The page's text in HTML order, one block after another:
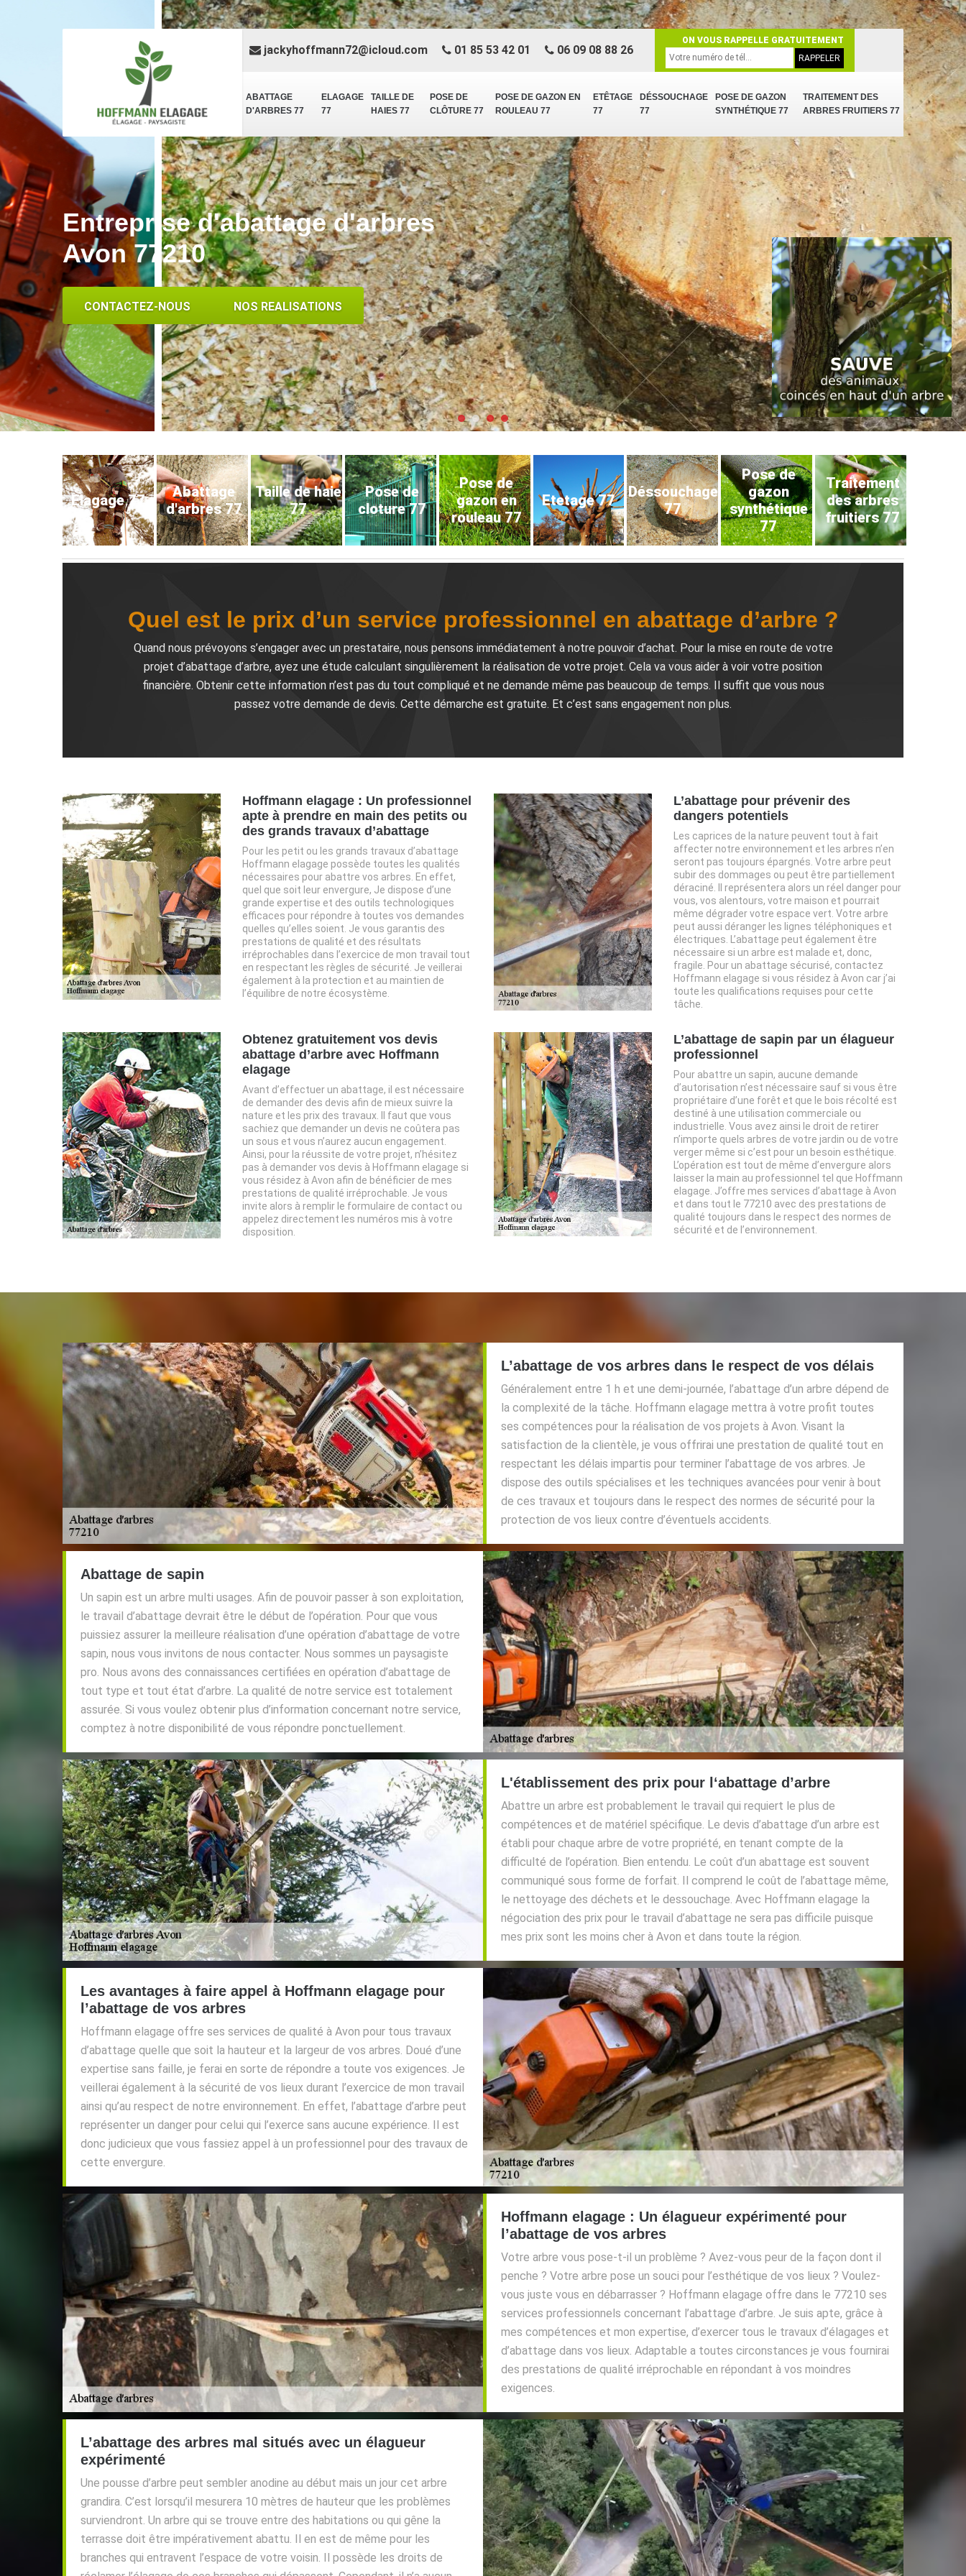
ABATTAGE
D'ARBRES 77
ELAGAGE
77
TAILLE DE
HAIES 77
POSE DE
CLÔTURE 77
POSE DE GAZON EN
ROULEAU 77
ETÊTAGE
77
DÉSSOUCHAGE
77
POSE DE GAZON
SYNTHÉTIQUE 77
TRAITEMENT DES
ARBRES FRUITIERS 77
jackyhoffmann72@icloud.com 01 85 53 42 01 06 09 08 88 26
ON VOUS RAPPELLE GRATUITEMENT
Entreprise d'abattage d'arbres
Avon 77210
CONTACTEZ-NOUS NOS REALISATIONS
Elagage 77
Abattage
d'arbres 77
Taille de haie
77
Pose de
cloture 77
Pose de
gazon en
rouleau 77
Etetage 77
Déssouchage
77
Pose de
gazon
synthétique
77
Traitement
des arbres
fruitiers 77
Quel est le prix d’un service professionnel en abattage d’arbre ?
Quand nous prévoyons s’engager avec un prestataire, nous pensons immédiatement à notre pouvoir d’achat. Pour la mise en route de votre
projet d’abattage d’arbre, ayez une étude calculant singulièrement la réalisation de votre projet. Cela va vous aider à voir votre position
financière. Obtenir cette information n’est pas du tout compliqué et ne demande même pas beaucoup de temps. Il suffit que vous nous
passez votre demande de devis. Cette démarche est gratuite. Et c’est sans engagement non plus.
Hoffmann elagage : Un professionnel
apte à prendre en main des petits ou
des grands travaux d’abattage
Pour les petit ou les grands travaux d’abattage
Hoffmann elagage possède toutes les qualités
nécessaires pour abattre vos arbres. En effet,
quel que soit leur envergure, Je dispose d’une
grande expertise et des outils technologiques
efficaces pour répondre à toutes vos demandes
quelles qu’elles soient. Je vous garantis des
prestations de qualité et des résultats
irréprochables dans l’exercice de mon travail tout
en respectant les règles de sécurité. Je veillerai
également à la protection et au maintien de
l’équilibre de notre écosystème.
L’abattage pour prévenir des
dangers potentiels
Les caprices de la nature peuvent tout à fait
affecter notre environnement et les arbres n’en
seront pas toujours épargnés. Votre arbre peut
subir des dommages ou peut être partiellement
déraciné. Il représentera alors un réel danger pour
vous, vos alentours, votre maison et pourrait
même dégrader votre espace vert. Votre arbre
peut aussi déranger les lignes téléphoniques et
électriques. L’abattage peut également être
nécessaire si un arbre est malade et, donc,
fragile. Pour un abattage sécurisé, contactez
Hoffmann elagage si vous résidez à Avon car j’ai
toute les qualifications requises pour cette
tâche.
Obtenez gratuitement vos devis
abattage d’arbre avec Hoffmann
elagage
Avant d’effectuer un abattage, il est nécessaire
de demander des devis afin de mieux suivre la
nature et les prix des travaux. Il faut que vous
sachiez que demander un devis ne coûtera pas
un sous et vous n’aurez aucun engagement.
Ainsi, pour la réussite de votre projet, n’hésitez
pas à demander vos devis à Hoffmann elagage si
vous résidez à Avon afin de bénéficier de mes
prestations de qualité irréprochable. Je vous
invite alors à remplir le formulaire de contact ou
appelez directement les numéros mis à votre
disposition.
L’abattage de sapin par un élagueur
professionnel
Pour abattre un sapin, aucune demande
d’autorisation n’est nécessaire sauf si vous être
propriétaire d’une forêt et que le bois récolté est
destiné à une utilisation commerciale ou
industrielle. Vous avez ainsi le droit de retirer
n’importe quels arbres de votre jardin ou de votre
verger même si c’est pour un besoin esthétique.
L’opération est tout de même d’envergure alors
laisser la main au professionnel tel que Hoffmann
elagage. J’offre mes services d’abattage à Avon
et dans tout le 77210 avec des prestations de
qualité toujours dans le respect des normes de
sécurité et de l’environnement.
L’abattage de vos arbres dans le respect de vos délais
Généralement entre 1 h et une demi-journée, l’abattage d’un arbre dépend de
la complexité de la tâche. Hoffmann elagage mettra à votre profit toutes
ses compétences pour la réalisation de vos projets à Avon. Visant la
satisfaction de la clientèle, je vous offrirai une prestation de qualité tout en
respectant les délais impartis pour terminer l’abattage de vos arbres. Je
dispose des outils spécialises et les techniques avancées pour venir à bout
de ces travaux et toujours dans le respect des normes de sécurité pour la
protection de vos lieux contre d’éventuels accidents.
Abattage de sapin
Un sapin est un arbre multi usages. Afin de pouvoir passer à son exploitation,
le travail d’abattage devrait être le début de l’opération. Pour que vous
puissiez assurer la meilleure réalisation d’une opération d’abattage de votre
sapin, nous vous invitons de nous contacter. Nous sommes un paysagiste
pro. Nous avons des connaissances certifiées en opération d’abattage de
tout type et tout état d’arbre. La qualité de notre service est totalement
assurée. Si vous voulez obtenir plus d’information concernant notre service,
comptez à notre disponibilité de vous répondre ponctuellement.
L'établissement des prix pour l‘abattage d’arbre
Abattre un arbre est probablement le travail qui requiert le plus de
compétences et de matériel spécifique. Le devis d’abattage d’un arbre est
établi pour chaque arbre de votre propriété, en tenant compte de la
difficulté de l’opération. Bien entendu. Le coût d’un abattage est souvent
communiqué sous forme de forfait. Il comprend le coût de l’abattage même,
le nettoyage des déchets et le dessouchage. Avec Hoffmann elagage la
négociation des prix pour le travail d’abattage ne sera pas difficile puisque
mes prix sont les moins cher à Avon et dans toute la région.
Les avantages à faire appel à Hoffmann elagage pour
l’abattage de vos arbres
Hoffmann elagage offre ses services de qualité à Avon pour tous travaux
d’abattage quelle que soit la hauteur et la largeur de vos arbres. Doué d’une
expertise sans faille, je ferai en sorte de répondre a toute vos exigences. Je
veillerai également à la sécurité de vos lieux durant l’exercice de mon travail
ainsi qu’au respect de notre environnement. En effet, l’abattage d’arbre peut
représenter un danger pour celui qui l’exerce sans aucune expérience. Il est
donc judicieux que vous fassiez appel à un professionnel pour des travaux de
cette envergure.
Hoffmann elagage : Un élagueur expérimenté pour
l’abattage de vos arbres
Votre arbre vous pose-t-il un problème ? Avez-vous peur de la façon dont il
penche ? Votre arbre pose un souci pour l’esthétique de vos lieux ? Voulez-
vous juste vous en débarrasser ? Hoffmann elagage offre dans le 77210 ses
services professionnels concernant l’abattage d’arbre. Je suis apte, grâce à
mes compétences et mon expertise, d’exercer tous le travaux d’élagages et
d’abattage dans vos lieux. Adaptable a toutes circonstances je vous fournirai
des prestations de qualité irréprochable en répondant à vos moindres
exigences.
L’abattage des arbres mal situés avec un élagueur
expérimenté
Une pousse d’arbre peut sembler anodine au début mais un jour cet arbre
grandira. C’est lorsqu’il mesurera 10 mètres de hauteur que les problèmes
surviendront. Un arbre qui se trouve entre des habitations ou qui gêne la
terrasse doit être impérativement abattu. Il en est de même pour les
branches qui entravent l’espace de votre voisin. Il possède les droits de